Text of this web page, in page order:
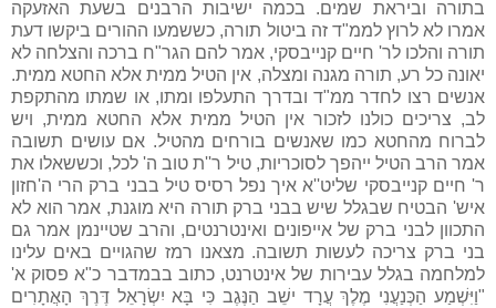
בתורה וביראת שמים. בכמה ישיבות הרבנים בשעת האזעקה
אמרו לא לרוץ לממ"ד זה ביטול תורה, כששמעו ההורים ביקשו דעת
תורה והלכו לר' חיים קנייבסקי, אמר להם הגר"ח ברכה והצלחה לא
יאונה כל רע, תורה מגנה ומצלה, אין הטיל ממית אלא החטא ממית.
אנשים רצו לחדר ממ"ד ובדרך התעלפו ומתו, או שמתו מהתקפת
לב, צריכים כולנו לזכור אין הטיל ממית אלא החטא ממית, ויש
לברוח מהחטא כמו שאנשים בורחים מהטיל. אם עושים תשובה
אמר הרב הטיל ייהפך לסוכריות, טיל ר''ת טוב ה' לכל, וכששאלו את
ר' חיים קנייבסקי שליט''א איך נפל רסיס טיל בבני ברק הרי ה'חזון
איש' הבטיח שבגלל שיש בבני ברק תורה היא מוגנת, אמר הוא לא
התכוון לבני ברק של אייפונים ואינטרנטים, והרב שטיינמן אמר גם
בני ברק צריכה לעשות תשובה. מצאנו רמז שהגויים באים עלינו
למלחמה בגלל עבירות של אינטרנט, כתוב בבמדבר כ"א פסוק א'
"וַיִּשְׁמַע הַכְּנַעֲנִי מֶלֶךְ עֲרָד ישֵׁב הַנֶּגֶב כִּי בָּא יִשְׂרָאֵל דֶּרֶךְ הָאֲתָרִים